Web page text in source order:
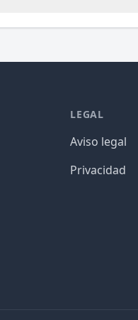
LEGAL
Aviso legal
Privacidad